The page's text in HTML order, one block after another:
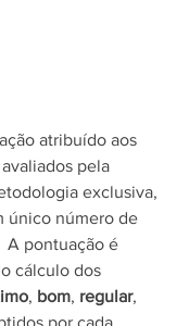
atribuído aos
pela
exclusiva,
único número de
A pontuação é
cálculo dos
, bom, regular,
por cada